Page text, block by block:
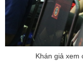
Khán giả xem